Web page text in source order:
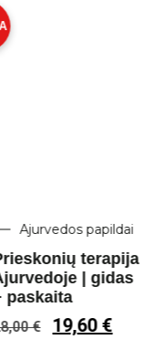
Ajurvedos papildai
terapija
| gidas
paskaita
€ 19,60€